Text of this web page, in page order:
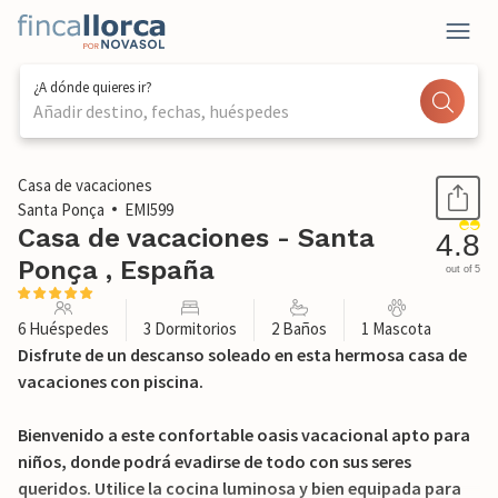
¿A dónde quieres ir?
Añadir destino, fechas, huéspedes
1 / 27
Casa de vacaciones
Santa Ponça
EMI599
Casa de vacaciones - Santa
Ponça , España
4.8
out of 5
6 Huéspedes 3 Dormitorios 2 Baños 1 Mascota
Disfrute de un descanso soleado en esta hermosa casa de
vacaciones con piscina.
Bienvenido a este confortable oasis vacacional apto para
niños, donde podrá evadirse de todo con sus seres
queridos. Utilice la cocina luminosa y bien equipada para